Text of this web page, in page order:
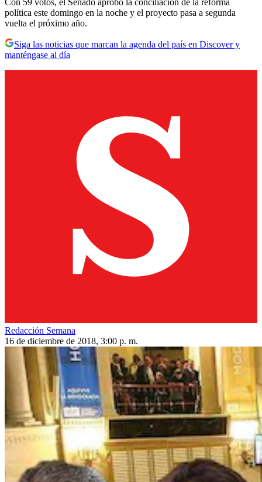
política este domingo en la noche y el proyecto pasa a segunda
vuelta el próximo año.
Siga las noticias que marcan la agenda del país en Discover y
manténgase al día
Redacción Semana
16 de diciembre de 2018, 3:00 p. m.